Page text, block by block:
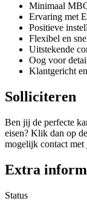
Minimaal
Ervaring met
Positieve
Flexibel en
Uitstekende
Oog voor
Klantgericht
Solliciteren
Ben jij de perfecte
eisen? Klik dan op
mogelijk contact met
Extra
Status